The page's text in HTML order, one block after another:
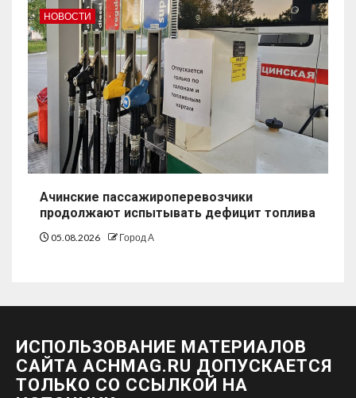
НОВОСТИ
Ачинские пассажироперевозчики
продолжают испытывать дефицит топлива
05.08.2026 Город А
ИСПОЛЬЗОВАНИЕ МАТЕРИАЛОВ
САЙТА ACHMAG.RU ДОПУСКАЕТСЯ
ТОЛЬКО СО ССЫЛКОЙ НА